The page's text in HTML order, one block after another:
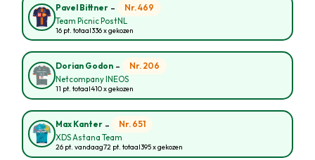
Pavel Bittner - Nr. 469
Team Picnic PostNL
16 pt. totaal336 x gekozen
Dorian Godon - Nr. 206
Netcompany INEOS
11 pt. totaal410 x gekozen
Max Kanter - Nr. 651
XDS Astana Team
26 pt. vandaag72 pt. totaal395 x gekozen